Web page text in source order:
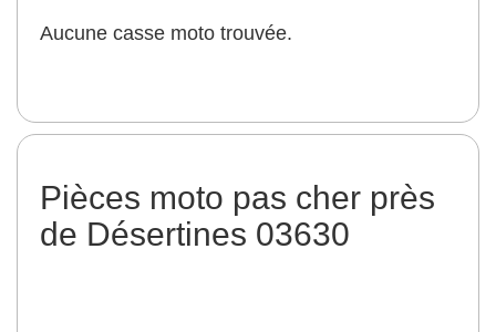
Aucune casse moto trouvée.
Pièces moto pas cher près
de Désertines 03630